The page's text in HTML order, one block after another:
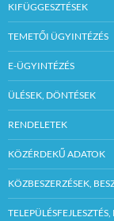
KIFÜGGESZTÉSEK
TEMETŐI ÜGYINTÉZÉS
E-ÜGYINTÉZÉS
ÜLÉSEK, DÖNTÉSEK
RENDELETEK
KÖZÉRDEKŰ ADATOK
KÖZBESZERZÉSEK,